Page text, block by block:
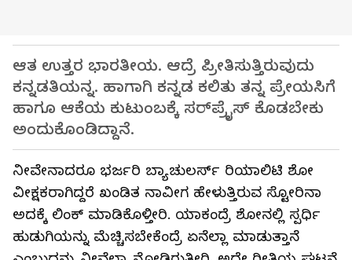
ಆತ ಉತ್ತರ ಭಾರತೀಯ. ಆದ್ರೆ ಪ್ರೀತಿಸುತ್ತಿರುವುದು
ಕನ್ನಡತಿಯನ್ನ. ಹಾಗಾಗಿ ಕನ್ನಡ ಕಲಿತು ತನ್ನ ಪ್ರೇಯಸಿಗೆ
ಹಾಗೂ ಆಕೆಯ ಕುಟುಂಬಕ್ಕೆ ಸರ್‌ಪ್ರೈಸ್ ಕೊಡಬೇಕು
ಅಂದುಕೊಂಡಿದ್ದಾನೆ.
ನೀವೇನಾದರೂ ಭರ್ಜರಿ ಬ್ಯಾಚುಲರ್ಸ್ ರಿಯಾಲಿಟಿ ಶೋ
ವೀಕ್ಷಕರಾಗಿದ್ದರೆ ಖಂಡಿತ ನಾವೀಗ ಹೇಳುತ್ತಿರುವ ಸ್ಟೋರಿನಾ
ಅದಕ್ಕೆ ಲಿಂಕ್ ಮಾಡಿಕೊಳ್ತೀರಿ. ಯಾಕಂದ್ರೆ ಶೋನಲ್ಲಿ ಸ್ಪರ್ಧಿ
ಹುಡುಗಿಯನ್ನು ಮೆಚ್ಚಿಸಬೇಕೆಂದ್ರೆ ಏನೆಲ್ಲಾ ಮಾಡುತ್ತಾನೆ